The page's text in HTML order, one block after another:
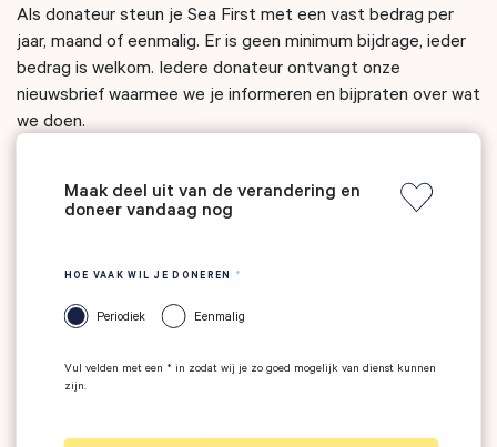
Als donateur steun je Sea First met een vast bedrag per
jaar, maand of eenmalig. Er is geen minimum bijdrage, ieder
bedrag is welkom. Iedere donateur ontvangt onze
nieuwsbrief waarmee we je informeren en bijpraten over wat
we doen.
Maak deel uit van de verandering en
doneer vandaag nog
HOE VAAK WIL JE DONEREN
Periodiek Eenmalig
Vul velden met een * in zodat wij je zo goed mogelijk van dienst kunnen
zijn.